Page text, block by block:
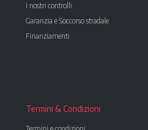
I nostri controlli
Garanzia e Soccorso stradale
Finanziamenti
Termini & Condizioni